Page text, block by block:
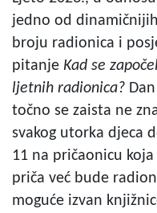
jedno od
broju radionica i
pitanje Kad se
ljetnih radionica?
točno se zaista ne
svakog utorka djeca
11 na pričaonicu
priča već bude
moguće izvan